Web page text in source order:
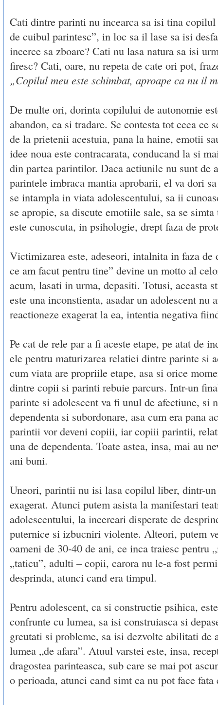
Cati dintre parinti nu incearca sa isi tina copilul
de cuibul parintesc”, in loc sa il lase sa isi
incerce sa zboare? Cati nu lasa natura sa isi
firesc? Cati, oare, nu repeta de cate ori pot,
„Copilul meu este schimbat, aproape ca nu il
De multe ori, dorinta copilului de autonomie
abandon, ca si tradare. Se contesta tot ceea ce
de la prietenii acestuia, pana la haine, emotii
idee noua este contracarata, conducand la si
din partea parintilor. Daca actiunile nu sunt de
parintele imbraca mantia aprobarii, el va dori
se intampla in viata adolescentului, sa ii
se apropie, sa discute emotiile sale, sa se simta
este cunoscuta, in psihologie, drept faza de
Victimizarea este, adeseori, intalnita in faza de
ce am facut pentru tine” devine un motto al
acum, lasati in urma, depasiti. Totusi, aceasta
este una inconstienta, asadar un adolescent nu
reactioneze exagerat la ea, intentia negativa
Pe cat de rele par a fi aceste etape, pe atat de
ele pentru maturizarea relatiei dintre parinte si
cum viata are propriile etape, asa si orice
dintre copii si parinti rebuie parcurs. Intr-un
parinte si adolescent va fi unul de afectiune, si
dependenta si subordonare, asa cum era pana
parintii vor deveni copiii, iar copiii parintii,
una de dependenta. Toate astea, insa, mai au
ani buni.
Uneori, parintii nu isi lasa copilul liber, dintr-
exagerat. Atunci putem asista la manifestari
adolescentului, la incercari disperate de
puternice si izbucniri violente. Alteori, putem
oameni de 30-40 de ani, ce inca traiesc pentru
„taticu”, adulti – copii, carora nu le-a fost
desprinda, atunci cand era timpul.
Pentru adolescent, ca si constructie psihica,
confrunte cu lumea, sa isi construiasca si
greutati si probleme, sa isi dezvolte abilitati de
lumea „de afara”. Atuul varstei este, insa,
dragostea parinteasca, sub care se mai pot
o perioada, atunci cand simt ca nu pot face